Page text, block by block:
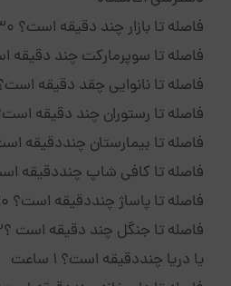
فاصله تا بازار چند دقیقه است؟ 30 دقیقه
فاصله تا سوپرمارکت چند دقیقه است؟
فاصله تا نانوایی چقد دقیقه است؟ 5
فاصله تا رستوران چند دقیقه است؟ 5
فاصله تا بیمارستان چنددقیقه است؟ 20
فاصله تا کافی شاپ چنددقیقه است؟ 10
فاصله تا پاساژ چنددقیقه است؟ 30 دقیقه
فاصله تا جنگل چند دقیقه است ؟3 دقیقه
یا دریا چنددقیقه است؟ 1 ساعت